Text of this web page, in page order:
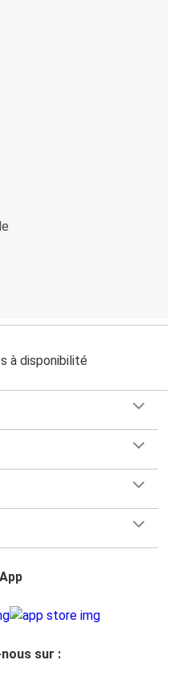
à disponibilité
sur :